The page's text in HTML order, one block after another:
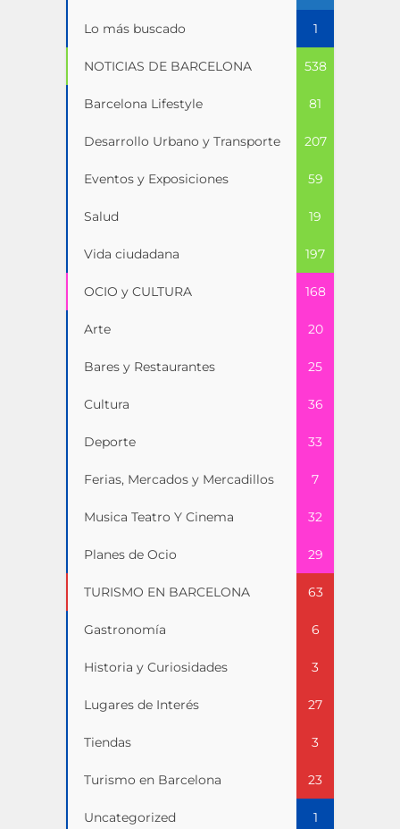
Lo más buscado 1
NOTICIAS DE BARCELONA 538
Barcelona Lifestyle 81
Desarrollo Urbano y Transporte 207
Eventos y Exposiciones 59
Salud 19
Vida ciudadana 197
OCIO y CULTURA 168
Arte 20
Bares y Restaurantes 25
Cultura 36
Deporte 33
Ferias, Mercados y Mercadillos 7
Musica Teatro Y Cinema 32
Planes de Ocio 29
TURISMO EN BARCELONA 63
Gastronomía 6
Historia y Curiosidades 3
Lugares de Interés 27
Tiendas 3
Turismo en Barcelona 23
Uncategorized 1